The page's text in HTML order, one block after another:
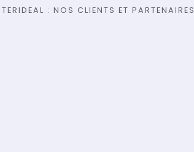
TERIDEAL : NOS CLIENTS ET PARTENAIRES